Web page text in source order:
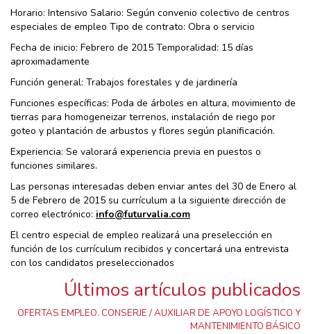
Horario: Intensivo Salario: Según convenio colectivo de centros
especiales de empleo Tipo de contrato: Obra o servicio
Fecha de inicio: Febrero de 2015 Temporalidad: 15 días
aproximadamente
Función general: Trabajos forestales y de jardinería
Funciones específicas: Poda de árboles en altura, movimiento de
tierras para homogeneizar terrenos, instalación de riego por
goteo y plantación de arbustos y flores según planificación.
Experiencia: Se valorará experiencia previa en puestos o
funciones similares.
Las personas interesadas deben enviar antes del 30 de Enero al
5 de Febrero de 2015 su currículum a la siguiente dirección de
correo electrónico: info@futurvalia.com
El centro especial de empleo realizará una preselección en
función de los currículum recibidos y concertará una entrevista
con los candidatos preseleccionados
Últimos artículos publicados
OFERTAS EMPLEO. CONSERJE / AUXILIAR DE APOYO LOGÍSTICO Y
MANTENIMIENTO BÁSICO